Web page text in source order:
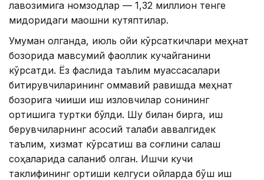
лавозимига номзодлар — 1,32 миллион тенге
миқдоридаги маошни кутяптилар.
Умуман олганда, июль ойи кўрсаткичлари меҳнат
бозорида мавсумий фаоллик кучайганини
кўрсатди. Ёз фаслида таълим муассасалари
битирувчиларининг оммавий равишда меҳнат
бозорига чиқиши иш изловчилар сонининг
ортишига туртки бўлди. Шу билан бирга, иш
берувчиларнинг асосий талаби аввалгидек
таълим, хизмат кўрсатиш ва соғлиқни сақлаш
соҳаларида сақланиб қолган. Ишчи кучи
таклифининг ортиши келгуси ойларда бўш иш